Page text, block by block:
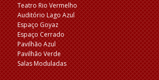
Teatro Rio Vermelho
Auditório Lago Azul
Espaço Goyaz
Espaço Cerrado
Pavilhão Azul
Pavilhão Verde
Salas Moduladas